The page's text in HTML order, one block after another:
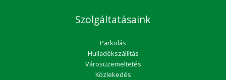
Szolgáltatásaink
Parkolás
Hulladékszállítás
Városüzemeltetés
Közlekedés